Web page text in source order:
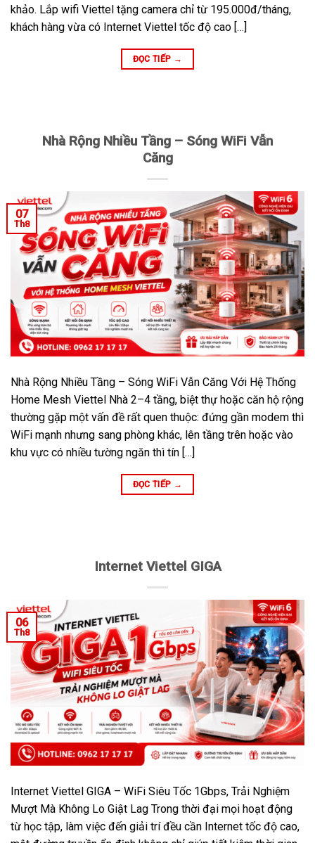
khảo. Lắp wifi Viettel tặng camera chỉ từ 195.000đ/tháng,
khách hàng vừa có Internet Viettel tốc độ cao […]
ĐỌC TIẾP →
Nhà Rộng Nhiều Tầng – Sóng WiFi Vẫn
Căng
07
Th8
Nhà Rộng Nhiều Tầng – Sóng WiFi Vẫn Căng Với Hệ Thống
Home Mesh Viettel Nhà 2–4 tầng, biệt thự hoặc căn hộ rộng
thường gặp một vấn đề rất quen thuộc: đứng gần modem thì
WiFi mạnh nhưng sang phòng khác, lên tầng trên hoặc vào
khu vực có nhiều tường ngăn thì tín […]
ĐỌC TIẾP →
Internet Viettel GIGA
06
Th8
Internet Viettel GIGA – WiFi Siêu Tốc 1Gbps, Trải Nghiệm
Mượt Mà Không Lo Giật Lag Trong thời đại mọi hoạt động
từ học tập, làm việc đến giải trí đều cần Internet tốc độ cao,